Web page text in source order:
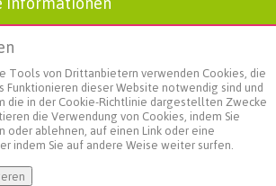
Media
Tools von Drittanbietern verwenden Cookies, die
Funktionieren dieser Website notwendig sind und
die in der Cookie-Richtlinie dargestellten Zwecke
die Verwendung von Cookies, indem Sie
oder ablehnen, auf einen Link oder eine
indem Sie auf andere Weise weiter surfen.